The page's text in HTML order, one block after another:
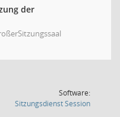
der
Software:
SitzungsdienstSession(Wird in